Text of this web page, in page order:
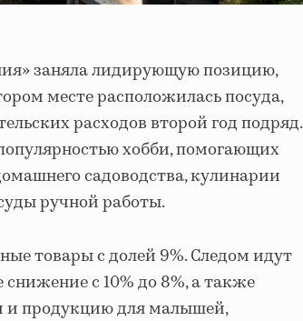
заняла лидирующую позицию,
месте расположилась посуда,
расходов второй год подряд.
хобби, помогающих
садоводства, кулинарии
ручной работы.
товары с долей 9%. Следом идут
с 10% до 8%, а также
и продукцию для малышей,